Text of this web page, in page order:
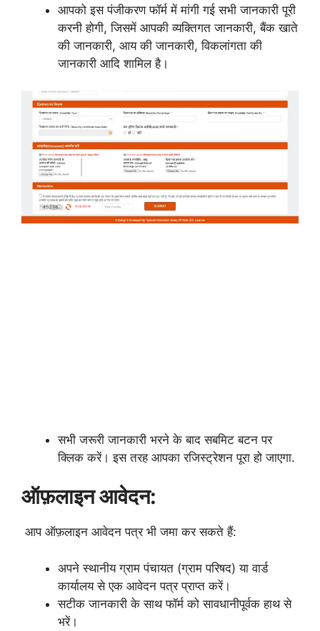
आपको इस पंजीकरण फॉर्म में मांगी गई सभी जानकारी पूरी
करनी होगी, जिसमें आपकी व्यक्तिगत जानकारी, बैंक खाते
की जानकारी, आय की जानकारी, विकलांगता की
जानकारी आदि शामिल है।
सभी जरूरी जानकारी भरने के बाद सबमिट बटन पर
क्लिक करें। इस तरह आपका रजिस्ट्रेशन पूरा हो जाएगा.
ऑफ़लाइन आवेदन:
आप ऑफ़लाइन आवेदन पत्र भी जमा कर सकते हैं:
अपने स्थानीय ग्राम पंचायत (ग्राम परिषद) या वार्ड
कार्यालय से एक आवेदन पत्र प्राप्त करें।
सटीक जानकारी के साथ फॉर्म को सावधानीपूर्वक हाथ से
भरें।